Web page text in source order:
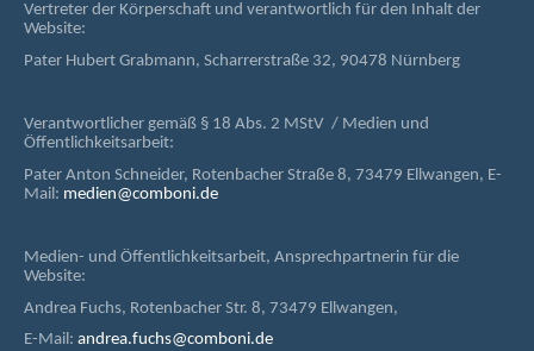
Vertreter der Körperschaft und verantwortlich für den Inhalt der
Website:
Pater Hubert Grabmann, Scharrerstraße 32, 90478 Nürnberg
Verantwortlicher gemäß § 18 Abs. 2 MStV / Medien und
Öffentlichkeitsarbeit:
Pater Anton Schneider, Rotenbacher Straße 8, 73479 Ellwangen, E-
Mail: medien@comboni.de
Medien- und Öffentlichkeitsarbeit, Ansprechpartnerin für die
Website:
Andrea Fuchs, Rotenbacher Str. 8, 73479 Ellwangen,
E-Mail: andrea.fuchs@comboni.de